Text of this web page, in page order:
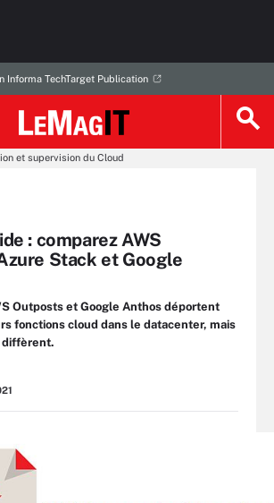
Informa TechTarget Publication
et supervision du Cloud
: comparez AWS
Stack et Google
Outposts et Google Anthos déportent
fonctions cloud dans le datacenter, mais
diffèrent.